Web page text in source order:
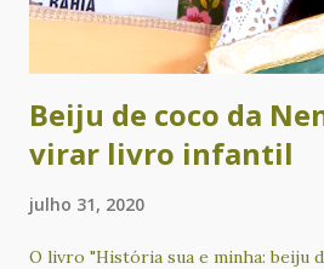
produção e curadoria de Cacau
artística de Alvorecer Santos, o
gratui...
Beiju de coco da
virar livro infantil
julho 31, 2020
O livro "História sua e minha: beiju